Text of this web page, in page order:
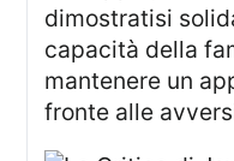
dimostratisi
capacità della
mantenere un
fronte alle